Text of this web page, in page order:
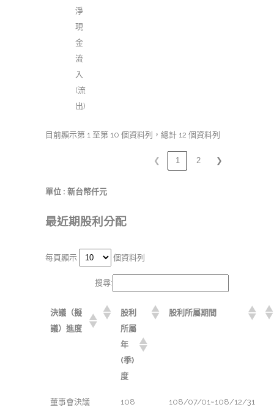
淨
現
金
流
入
(流
出)
目前顯示第 1 至第 10 個資料列，總計 12 個資料列
❮ 1 2 ❯
單位 : 新台幣仟元
最近期股利分配
每頁顯示 個資料列
搜尋:
決議（擬
議）進度
股利
所屬
年
(季)
度
股利所屬期間
董事會決議
108
108/07/01~108/12/31